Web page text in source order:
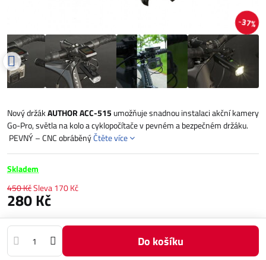
37%
Nový držákAUTHOR ACC-515 umožňuje snadnou instalaci akční kamery
Go-Pro, světla na kolo a cyklopočítače v pevném a bezpečném držáku.
PEVNÝ – CNC obráběnýČtěte více
Skladem
450 KčSleva170 Kč
280 Kč
Do košíku